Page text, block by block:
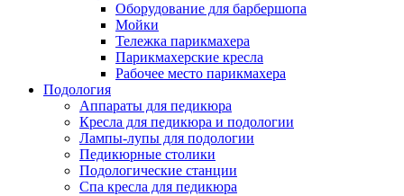
Оборудование для барбершопа
Мойки
Тележка парикмахера
Парикмахерские кресла
Рабочее место парикмахера
Подология
Аппараты для педикюра
Кресла для педикюра и подологии
Лампы-лупы для подологии
Педикюрные столики
Подологические станции
Спа кресла для педикюра